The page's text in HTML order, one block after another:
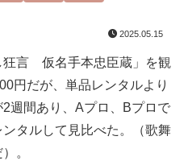
2025.05.15
狂言 仮名手本忠臣蔵」を観
円だが、単品レンタルより
週間あり、Aプロ、Bプロで
タルして見比べた。（歌舞
。